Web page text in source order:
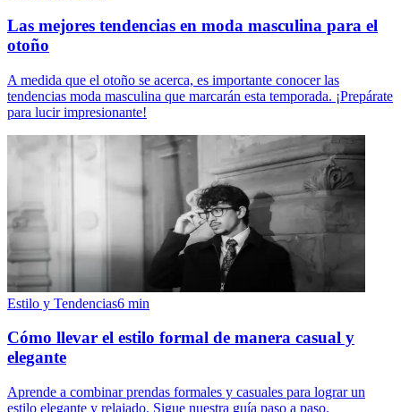
Las mejores tendencias en moda masculina para el
otoño
A medida que el otoño se acerca, es importante conocer las
tendencias moda masculina que marcarán esta temporada. ¡Prepárate
para lucir impresionante!
Estilo y Tendencias6 min
Cómo llevar el estilo formal de manera casual y
elegante
Aprende a combinar prendas formales y casuales para lograr un
estilo elegante y relajado. Sigue nuestra guía paso a paso.